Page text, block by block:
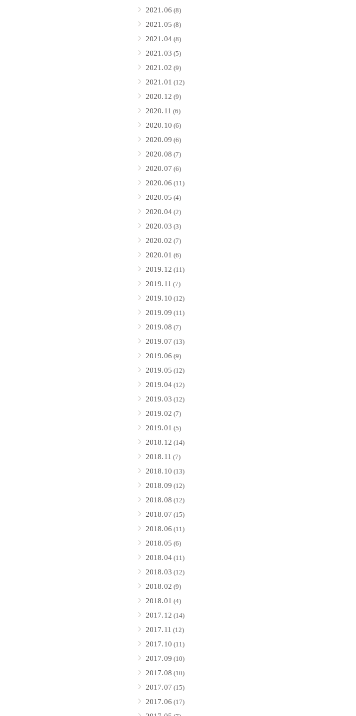
2021.06 (8)
2021.05 (8)
2021.04(8)
2021.03 (5)
2021.02 (9)
2021.01 (12)
2020.12 (9)
2020.11 (6)
2020.10 (6)
2020.09 (6)
2020.08 (7)
2020.07 (6)
2020.06 (11)
2020.05 (4)
2020.04(2)
2020.03 (3)
2020.02 (7)
2020.01 (6)
2019.12 (11)
2019.11 (7)
2019.10 (12)
2019.09 (11)
2019.08 (7)
2019.07 (13)
2019.06 (9)
2019.05 (12)
2019.04(12)
2019.03 (12)
2019.02 (7)
2019.01 (5)
2018.12 (14)
2018.11 (7)
2018.10 (13)
2018.09 (12)
2018.08 (12)
2018.07 (15)
2018.06 (11)
2018.05 (6)
2018.04(11)
2018.03 (12)
2018.02 (9)
2018.01 (4)
2017.12 (14)
2017.11 (12)
2017.10 (11)
2017.09 (10)
2017.08 (10)
2017.07 (15)
2017.06 (17)